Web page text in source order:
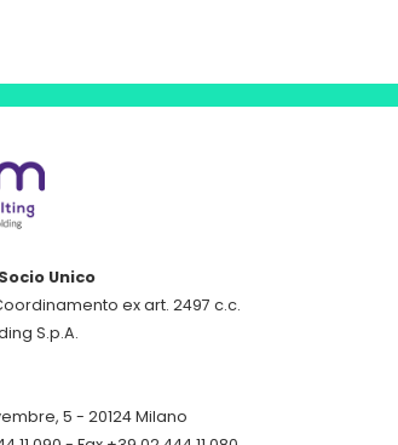
Unico
ex art. 2497 c.c.
S.p.A.
5 - 20124 Milano